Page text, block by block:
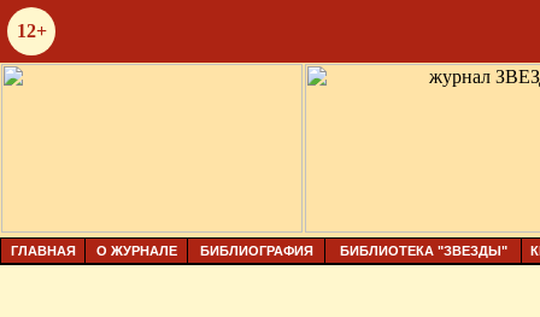
12+
ГЛАВНАЯ О ЖУРНАЛЕ БИБЛИОГРАФИЯ БИБЛИОТЕКА "ЗВЕЗДЫ"